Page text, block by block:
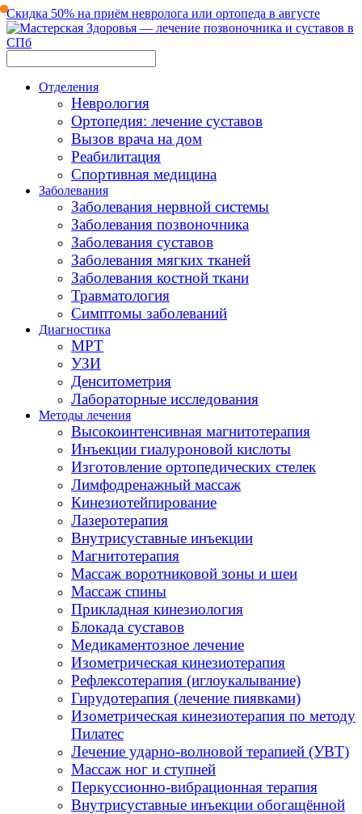
Скидка 50% на приём невролога или ортопеда в августе
Отделения
Неврология
Ортопедия: лечение суставов
Вызов врача на дом
Реабилитация
Спортивная медицина
Заболевания
Заболевания нервной системы
Заболевания позвоночника
Заболевания суставов
Заболевания мягких тканей
Заболевания костной ткани
Травматология
Симптомы заболеваний
Диагностика
МРТ
УЗИ
Денситометрия
Лабораторные исследования
Методы лечения
Высокоинтенсивная магнитотерапия
Инъекции гиалуроновой кислоты
Изготовление ортопедических стелек
Лимфодренажный массаж
Кинезиотейпирование
Лазеротерапия
Внутрисуставные инъекции
Магнитотерапия
Массаж воротниковой зоны и шеи
Массаж спины
Прикладная кинезиология
Блокада суставов
Медикаментозное лечение
Изометрическая кинезиотерапия
Рефлексотерапия (иглоукалывание)
Гирудотерапия (лечение пиявками)
Изометрическая кинезиотерапия по методу
Пилатес
Лечение ударно-волновой терапией (УВТ)
Массаж ног и ступней
Перкуссионно-вибрационная терапия
Внутрисуставные инъекции обогащённой